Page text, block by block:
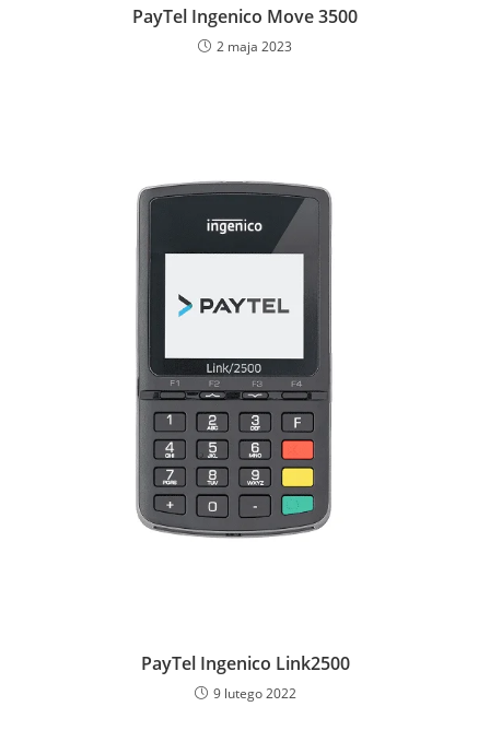
PayTel Ingenico Move 3500
2 maja 2023
PayTel Ingenico Link2500
9 lutego 2022